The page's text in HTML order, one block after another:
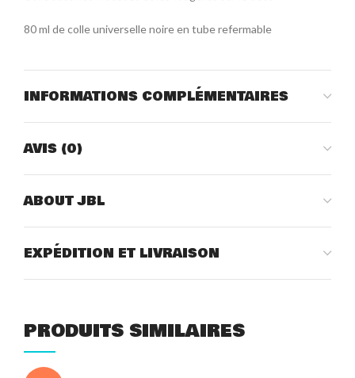
80 ml de colle universelle noire en tube refermable
INFORMATIONS COMPLÉMENTAIRES
AVIS (0)
ABOUT JBL
EXPÉDITION ET LIVRAISON
PRODUITS SIMILAIRES